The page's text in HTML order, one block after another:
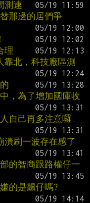
測速
那邊的居們爭
理
北，科技廠區測
，為了增加國庫收
自己再多注意囉
刷一波存在感了
的智商跟路權仔一
的是飆仔嗎?